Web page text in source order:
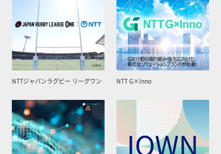
NTTジャパンラグビー リーグワン NTT G×Inno